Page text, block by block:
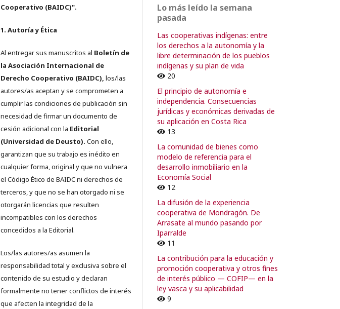
Cooperativo (BAIDC)".
1. Autoría y Ética
Al entregar sus manuscritos al Boletín de
la Asociación Internacional de
Derecho Cooperativo (BAIDC), los/las
autores/as aceptan y se comprometen a
cumplir las condiciones de publicación sin
necesidad de firmar un documento de
cesión adicional con la Editorial
(Universidad de Deusto). Con ello,
garantizan que su trabajo es inédito en
cualquier forma, original y que no vulnera
el Código Ético de BAIDC ni derechos de
terceros, y que no se han otorgado ni se
otorgarán licencias que resulten
incompatibles con los derechos
concedidos a la Editorial.
Los/las autores/as asumen la
responsabilidad total y exclusiva sobre el
contenido de su estudio y declaran
formalmente no tener conflictos de interés
que afecten la integridad de la
Lo más leído la semana
pasada
Las cooperativas indígenas: entre
los derechos a la autonomía y la
libre determinación de los pueblos
indígenas y su plan de vida
20
El principio de autonomía e
independencia. Consecuencias
jurídicas y económicas derivadas de
su aplicación en Costa Rica
13
La comunidad de bienes como
modelo de referencia para el
desarrollo inmobiliario en la
Economía Social
12
La difusión de la experiencia
cooperativa de Mondragón. De
Arrasate al mundo pasando por
Iparralde
11
La contribución para la educación y
promoción cooperativa y otros fines
de interés público — COFIP— en la
ley vasca y su aplicabilidad
9